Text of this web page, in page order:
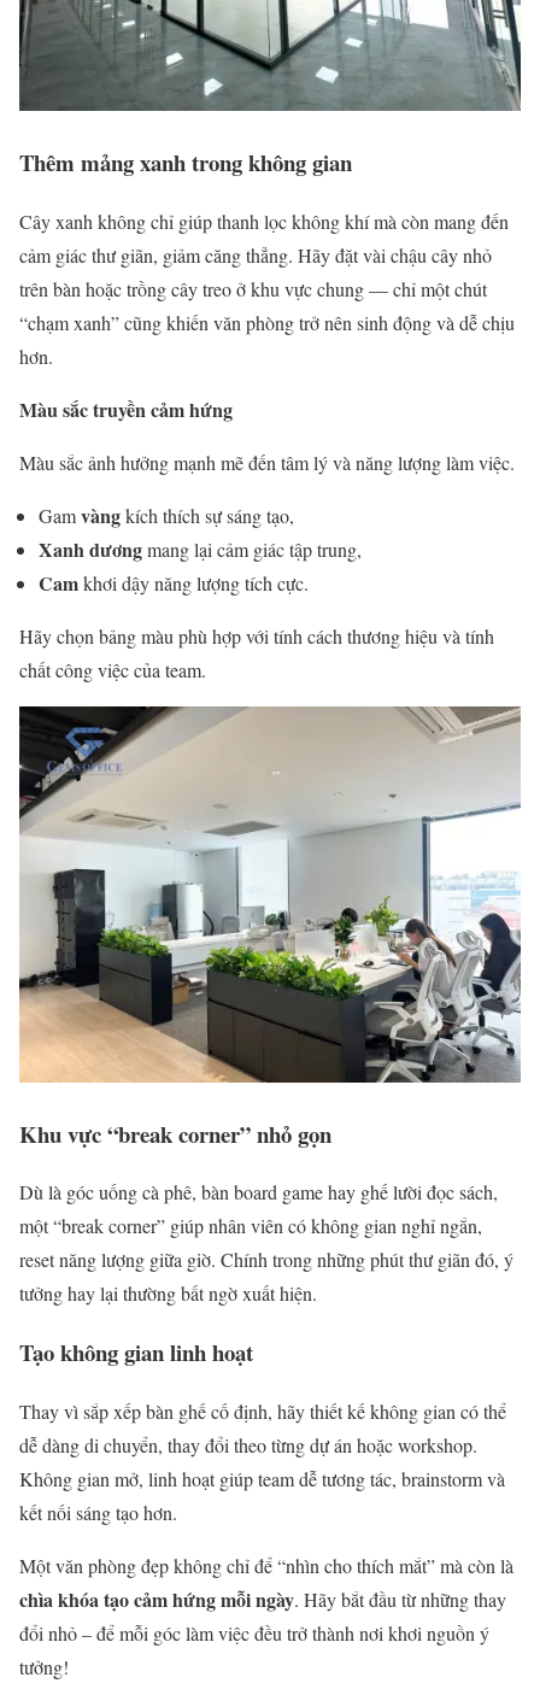
Thêm mảng xanh trong không gian
Cây xanh không chỉ giúp thanh lọc không khí mà còn mang đến
cảm giác thư giãn, giảm căng thẳng. Hãy đặt vài chậu cây nhỏ
trên bàn hoặc trồng cây treo ở khu vực chung — chỉ một chút
“chạm xanh” cũng khiến văn phòng trở nên sinh động và dễ chịu
hơn.
Màu sắc truyền cảm hứng
Màu sắc ảnh hưởng mạnh mẽ đến tâm lý và năng lượng làm việc.
Gamvàngkích thích sự sáng tạo,
Xanh dươngmang lại cảm giác tập trung,
Camkhơi dậy năng lượng tích cực.
Hãy chọn bảng màu phù hợp với tính cách thương hiệu và tính
chất công việc của team.
Khu vực “break corner” nhỏ gọn
Dù là góc uống cà phê, bàn board game hay ghế lười đọc sách,
một “break corner” giúp nhân viên có không gian nghỉ ngắn,
reset năng lượng giữa giờ. Chính trong những phút thư giãn đó, ý
tưởng hay lại thường bất ngờ xuất hiện.
Tạo không gian linh hoạt
Thay vì sắp xếp bàn ghế cố định, hãy thiết kế không gian có thể
dễ dàng di chuyển, thay đổi theo từng dự án hoặc workshop.
Không gian mở, linh hoạt giúp team dễ tương tác, brainstorm và
kết nối sáng tạo hơn.
Một văn phòng đẹp không chỉ để “nhìn cho thích mắt” mà còn là
chìa khóa tạo cảm hứng mỗi ngày. Hãy bắt đầu từ những thay
đổi nhỏ – để mỗi góc làm việc đều trở thành nơi khơi nguồn ý
tưởng!